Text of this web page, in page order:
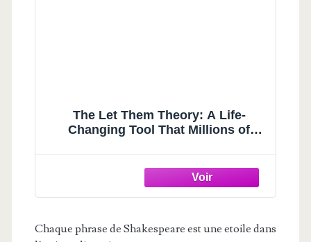
The Let Them Theory: A Life-
Changing Tool That Millions of
Chaque phrase de Shakespeare est une etoile dans